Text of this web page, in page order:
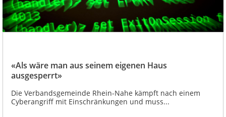
«Als wäre man aus seinem eigenen Haus
ausgesperrt»
Die Verbandsgemeinde Rhein-Nahe kämpft nach einem
Cyberangriff mit Einschränkungen und muss...